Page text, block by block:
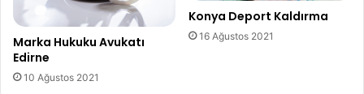
Marka Hukuku Avukatı
Edirne
10 Ağustos 2021
Konya Deport Kaldırma
16 Ağustos 2021